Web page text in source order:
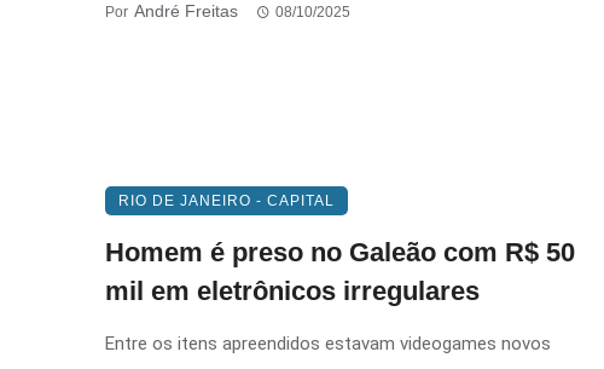
Por André Freitas 08/10/2025
RIO DE JANEIRO - CAPITAL
Homem é preso no Galeão com R$ 50
mil em eletrônicos irregulares
Entre os itens apreendidos estavam videogames novos